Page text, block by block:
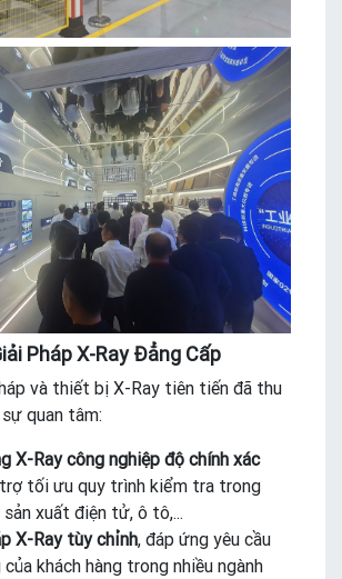
Pháp X-Ray Đẳng Cấp
và thiết bị X-Ray tiên tiến đã thu
quan tâm:
X-Ray công nghiệp độ chính xác
tối ưu quy trình kiểm tra trong
xuất điện tử, ô tô,...
X-Ray tùy chỉnh, đáp ứng yêu cầu
của khách hàng trong nhiều ngành